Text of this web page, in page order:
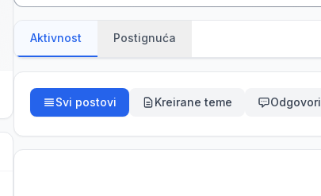
Aktivnost Postignuća
Svi postovi Kreirane teme Odgovori